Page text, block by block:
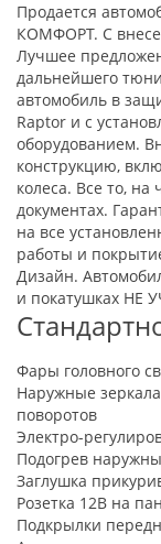
Продается
КОМФОРТ. С
Лучшее
дальнейшего
автомобиль в
Raptor и с
оборудованием.
конструкцию,
колеса. Все то,
документах.
на все
работы и
Дизайн.
и покатушках НЕ
Фары головного
Наружные
поворотов
Электро-
Подогрев
Заглушка
Розетка 12В на
Подкрылки